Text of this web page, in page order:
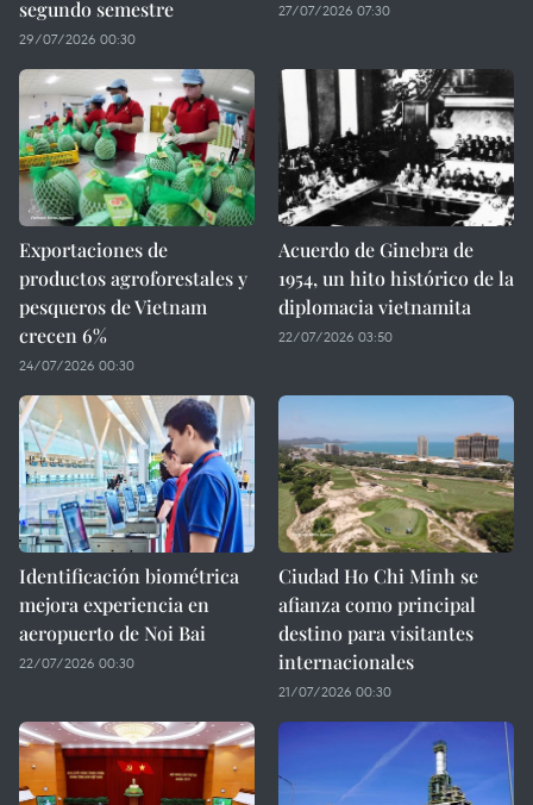
segundo semestre
29/07/2026 00:30
27/07/2026 07:30
Exportaciones de
productos agroforestales y
pesqueros de Vietnam
crecen 6%
24/07/2026 00:30
Acuerdo de Ginebra de
1954, un hito histórico de la
diplomacia vietnamita
22/07/2026 03:50
Identificación biométrica
mejora experiencia en
aeropuerto de Noi Bai
22/07/2026 00:30
Ciudad Ho Chi Minh se
afianza como principal
destino para visitantes
internacionales
21/07/2026 00:30